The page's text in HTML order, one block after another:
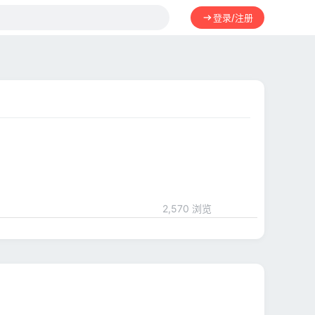
登录/注册
2,570 浏览